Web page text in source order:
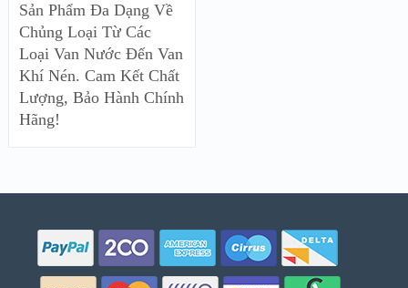
Sản Phẩm Đa Dạng Về
Chủng Loại Từ Các
Loại Van Nước Đến Van
Khí Nén. Cam Kết Chất
Lượng, Bảo Hành Chính
Hãng!